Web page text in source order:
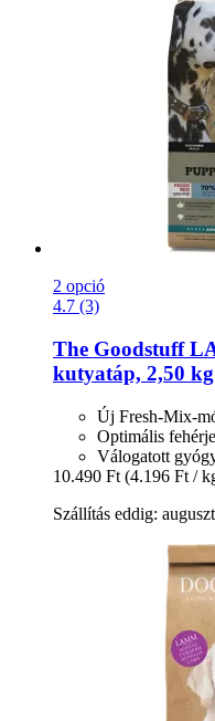
2 opció
4.7 (3)
The Goodstuff
kutyatáp, 2,50 kg
Új Fresh-Mix-
Optimális
Válogatott
10.490 Ft (4.196 Ft /
Szállítás eddig: